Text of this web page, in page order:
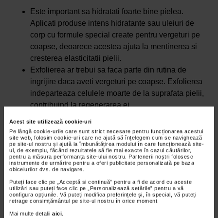
Acest site utilizează cookie-uri
Pe lângă cookie-urile care sunt strict necesare pentru funcționarea acestui
site web, folosim cookie-uri care ne ajută să înțelegem cum se navighează
pe site-ul nostru și ajută la îmbunătățirea modului în care funcționează site-
ul, de exemplu, făcând rezultatele să fie mai exacte în cazul căutărilor,
pentru a măsura performanța site-ului nostru. Partenerii noștri folosesc
instrumente de urmărire pentru a oferi publicitate personalizată pe baza
obiceiurilor dvs. de navigare.
Puteți face clic pe „Acceptă si continuă” pentru a fi de acord cu aceste
utilizări sau puteți face clic pe „Personalizează setările” pentru a vă
configura opțiunile. Vă puteți modifica preferințele și, în special, vă puteți
retrage consimțământul pe site-ul nostru în orice moment.
Mai multe detalii aici.
Este important sa hidratati foarte bine pielea.
Aplicati produse intens hidratante sau uleiuri de
corp cu formule special create pentru vergeturi pe
coapse, deoarece acestea ajuta la mentinerea si
cresterea elasticitatii pielii.
Exfolierea ar trebui sa faca parte din rutina de
ingrijire daca aveti vergeturi pe coapse. Exfolierea
indeparteaza celulele moarte de la suprafata pielii,
contribuind la regenerarea ei.
Cremele pe baza de retinoizi (derivati ai vitaminei
A) pot contribui la stimularea sintezei de colagen si
pot ameliora aspectul vergeturilor recente, aflate in
stadiul rosu (striae rubrae). Eficacitatea lor este mai
redusa in cazul vergeturilor vechi, de culoare alba
). Este important de retinut ca aceste
produse sunt contraindicate in perioada sarcinii si
alaptarii.
Terapia cu laser este o procedura care ajuta la